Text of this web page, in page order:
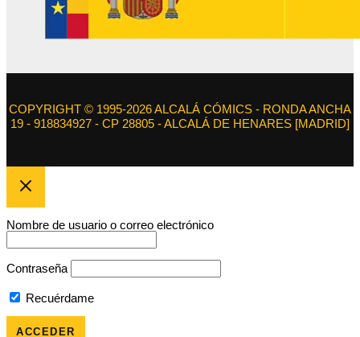
COPYRIGHT © 1995-2026 ALCALÁ CÓMICS - RONDA ANCHA
19 - 918834927 - CP 28805 - ALCALÁ DE HENARES [MADRID]
Nombre de usuario o correo electrónico
Contraseña
Recuérdame